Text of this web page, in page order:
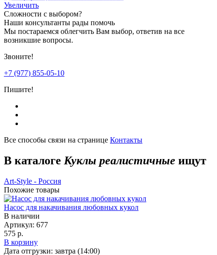
Увеличить
Сложности с выбором?
Наши консультанты рады помочь
Мы постараемся облегчить Вам выбор, ответив на все
возникшие вопросы.
Звоните!
+7 (977) 855-05-10
Пишите!
Все способы связи на странице Контакты
В каталоге Куклы реалистичные ищут
Art-Style - Россия
Похожие товары
Насос для накачивания любовных кукол
В наличии
Артикул: 677
575 р.
В корзину
Дата отгрузки: завтра (14:00)